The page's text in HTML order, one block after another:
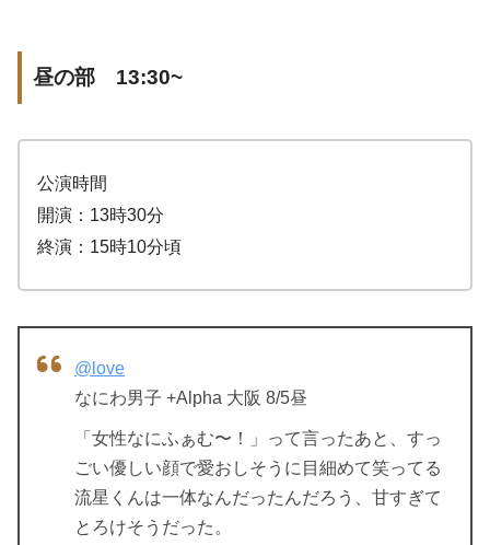
昼の部 13:30~
公演時間
開演：13時30分
終演：15時10分頃
@love
なにわ男子 +Alpha 大阪 8/5昼
「女性なにふぁむ〜！」って言ったあと、すっ
ごい優しい顔で愛おしそうに目細めて笑ってる
流星くんは一体なんだったんだろう、甘すぎて
とろけそうだった。